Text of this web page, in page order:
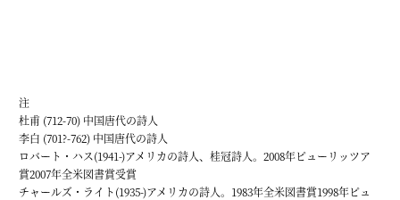
注
杜甫 (712-70) 中国唐代の詩人
李白 (701?-762) 中国唐代の詩人
ロバート・ハス(1941-)アメリカの詩人、桂冠詩人。2008年ピューリッツア
賞2007年全米図書賞受賞
チャールズ・ライト(1935-)アメリカの詩人。1983年全米図書賞1998年ピュ